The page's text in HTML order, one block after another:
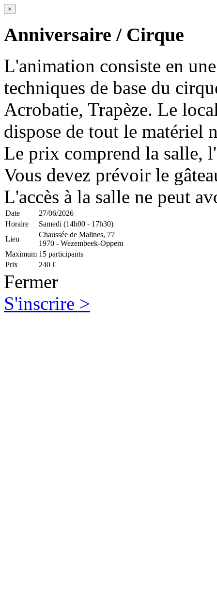
×
Anniversaire / Cirque
L'animation consiste en
techniques de base du
Acrobatie, Trapèze. Le
dispose de tout le matériel
Le prix comprend la salle,
Vous devez prévoir le
L'accès à la salle ne peut
Date
27/06/2026
Horaire
Samedi (14h00 - 17h30)
Lieu
Chaussée de Malines, 77
1970 - Wezembeek-Oppem
Maximum 15 participants
Prix
240 €
Fermer
S'inscrire >